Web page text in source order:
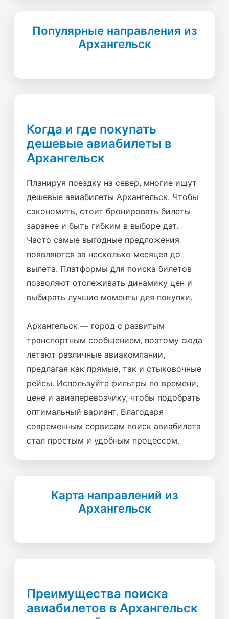
Популярные направления из
Архангельск
Когда и где покупать
дешевые авиабилеты в
Архангельск
Планируя поездку на север, многие ищут
дешевые авиабилеты Архангельск. Чтобы
сэкономить, стоит бронировать билеты
заранее и быть гибким в выборе дат.
Часто самые выгодные предложения
появляются за несколько месяцев до
вылета. Платформы для поиска билетов
позволяют отслеживать динамику цен и
выбирать лучшие моменты для покупки.
Архангельск — город с развитым
транспортным сообщением, поэтому сюда
летают различные авиакомпании,
предлагая как прямые, так и стыковочные
рейсы. Используйте фильтры по времени,
цене и авиаперевозчику, чтобы подобрать
оптимальный вариант. Благодаря
современным сервисам поиск авиабилета
стал простым и удобным процессом.
Карта направлений из
Архангельск
Преимущества поиска
авиабилетов в Архангельск